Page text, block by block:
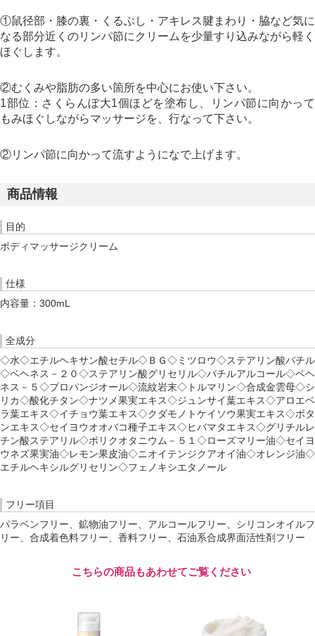
①鼠径部・膝の裏・くるぶし・アキレス腱まわり・脇など気に
なる部分近くのリンパ節にクリームを少量すり込みながら軽く
ほぐします。
②むくみや脂肪の多い箇所を中心にお使い下さい。
1部位：さくらんぼ大1個ほどを塗布し、リンパ節に向かって
もみほぐしながらマッサージを、行なって下さい。
②リンパ節に向かって流すようになで上げます。
商品情報
目的
ボディマッサージクリーム
仕様
内容量：300mL
全成分
◇水◇エチルヘキサン酸セチル◇ＢＧ◇ミツロウ◇ステアリン酸バチル
◇ベヘネス－２０◇ステアリン酸グリセリル◇バチルアルコール◇ベヘ
ネス－５◇プロパンジオール◇流紋岩末◇トルマリン◇合成金雲母◇シ
リカ◇酸化チタン◇ナツメ果実エキス◇ジュンサイ葉エキス◇アロエベ
ラ葉エキス◇イチョウ葉エキス◇クダモノトケイソウ果実エキス◇ボタ
ンエキス◇セイヨウオオバコ種子エキス◇ヒバマタエキス◇グリチルレ
チン酸ステアリル◇ポリクオタニウム－５１◇ローズマリー油◇セイヨ
ウネズ果実油◇レモン果皮油◇ニオイテンジクアオイ油◇オレンジ油◇
エチルヘキシルグリセリン◇フェノキシエタノール
フリー項目
パラベンフリー、鉱物油フリー、アルコールフリー、シリコンオイルフ
リー、合成着色料フリー、香料フリー、石油系合成界面活性剤フリー
こちらの商品もあわせてご覧ください